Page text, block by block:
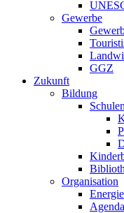
Gewerbe
GGZ
Zukunft
Bildung
Schulen
Organisation